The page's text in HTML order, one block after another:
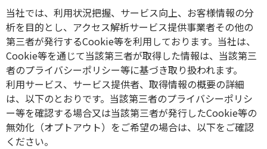
当社では、利用状況把握、サービス向上、お客様情報の分
析を目的とし、アクセス解析サービス提供事業者その他の
第三者が発行するCookie等を利用しております。当社は、
Cookie等を通じて当該第三者が取得した情報は、当該第三
者のプライバシーポリシー等に基づき取り扱われます。
利用サービス、サービス提供者、取得情報の概要の詳細
は、以下のとおりです。当該第三者のプライバシーポリシ
ー等を確認する場合又は当該第三者が発行したCookie等の
無効化（オプトアウト）をご希望の場合は、以下をご確認
ください。